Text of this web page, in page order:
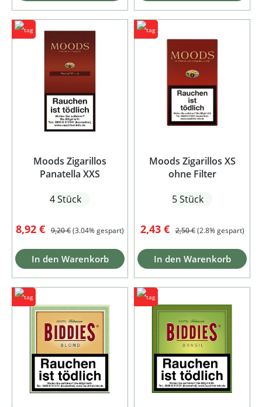
Moods Zigarillos
Panatella XXS
4 Stück
Verkaufspreis:
8,92 € Regulärer Preis:
9,20 €(3.04% gespart)
In den Warenkorb
Moods Zigarillos XS
ohne Filter
5 Stück
Verkaufspreis:
2,43 € Regulärer Preis:
2,50 € (2.8% gespart)
In den Warenkorb